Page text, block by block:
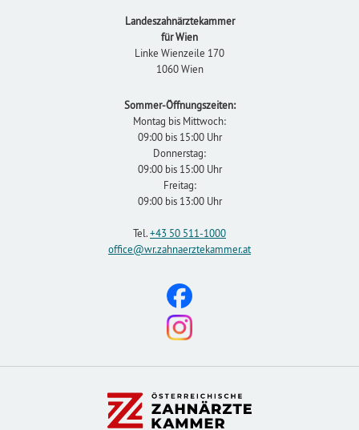
Landeszahnärztekammer
für Wien
Linke Wienzeile 170
1060 Wien
Sommer-Öffnungszeiten:
Montag bis Mittwoch:
09:00 bis 15:00 Uhr
Donnerstag:
09:00 bis 15:00 Uhr
Freitag:
09:00 bis 13:00 Uhr
Tel.+43 50 511-1000
office@wr.zahnaerztekammer.at